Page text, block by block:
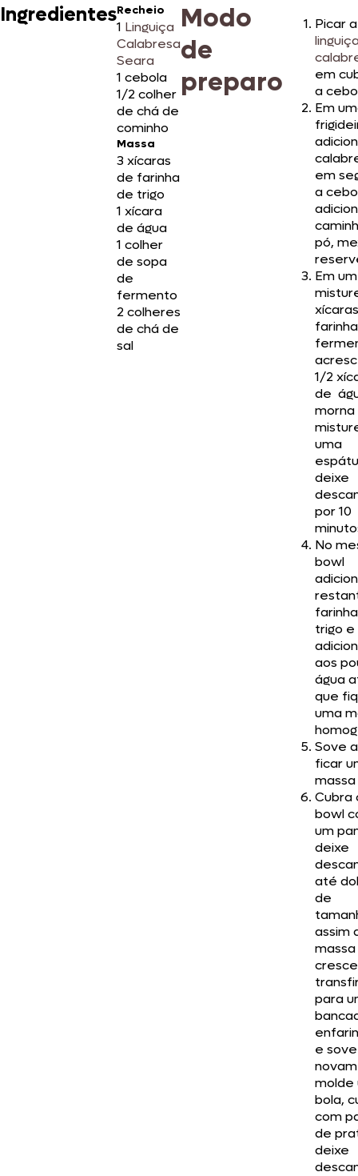
IngredientesRecheio
1 Linguiça
Calabresa
Seara
1 cebola
1/2 colher
de chá de
cominho
Massa
3 xícaras
de farinha
de trigo
1 xícara
de água
1 colher
de sopa
de
fermento
2 colheres
de chá de
sal
Modo
de
preparo
Picar a
em
a
Em
em
a
pó,
Em
1/2
de
morna
uma
deixe
por 10
No
bowl
trigo e
aos
água
que
uma
Sove
ficar
massa
Cubra
bowl
um
deixe
até
de
assim
massa
para
e sove
molde
bola,
com
de
deixe